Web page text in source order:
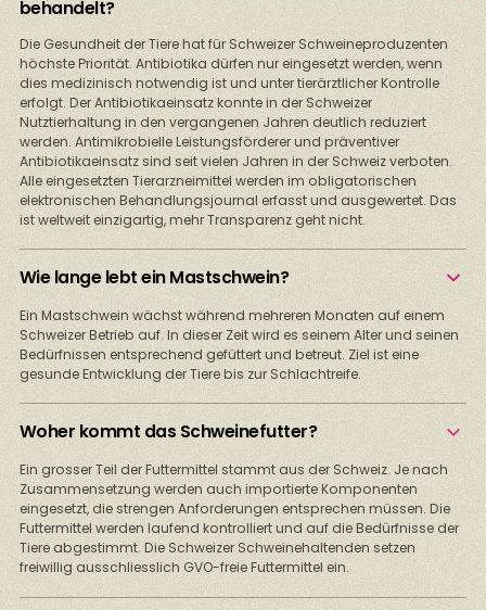
behandelt?
Die Gesundheit der Tiere hat für Schweizer Schweineproduzenten
höchste Priorität. Antibiotika dürfen nur eingesetzt werden, wenn
dies medizinisch notwendig ist und unter tierärztlicher Kontrolle
erfolgt. Der Antibiotikaeinsatz konnte in der Schweizer
Nutztierhaltung in den vergangenen Jahren deutlich reduziert
werden. Antimikrobielle Leistungsförderer und präventiver
Antibiotikaeinsatz sind seit vielen Jahren in der Schweiz verboten.
Alle eingesetzten Tierarzneimittel werden im obligatorischen
elektronischen Behandlungsjournal erfasst und ausgewertet. Das
ist weltweit einzigartig, mehr Transparenz geht nicht.
Wie lange lebt ein Mastschwein?
Ein Mastschwein wächst während mehreren Monaten auf einem
Schweizer Betrieb auf. In dieser Zeit wird es seinem Alter und seinen
Bedürfnissen entsprechend gefüttert und betreut. Ziel ist eine
gesunde Entwicklung der Tiere bis zur Schlachtreife.
Woher kommt das Schweinefutter?
Ein grosser Teil der Futtermittel stammt aus der Schweiz. Je nach
Zusammensetzung werden auch importierte Komponenten
eingesetzt, die strengen Anforderungen entsprechen müssen. Die
Futtermittel werden laufend kontrolliert und auf die Bedürfnisse der
Tiere abgestimmt. Die Schweizer Schweinehaltenden setzen
freiwillig ausschliesslich GVO-freie Futtermittel ein.